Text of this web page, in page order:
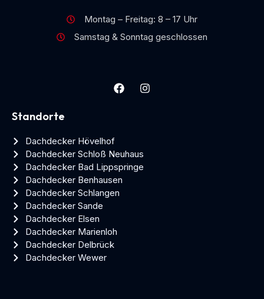
Montag – Freitag: 8 – 17 Uhr
Samstag & Sonntag geschlossen
Standorte
Dachdecker Hövelhof
Dachdecker Schloß Neuhaus
Dachdecker Bad Lippspringe
Dachdecker Benhausen
Dachdecker Schlangen
Dachdecker Sande
Dachdecker Elsen
Dachdecker Marienloh
Dachdecker Delbrück
Dachdecker Wewer